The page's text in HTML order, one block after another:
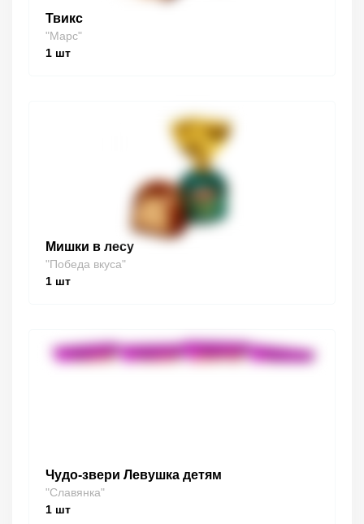
Твикс
"Марс"
1 шт
Мишки в лесу
"Победа вкуса"
1 шт
Чудо-звери Левушка детям
"Славянка"
1 шт